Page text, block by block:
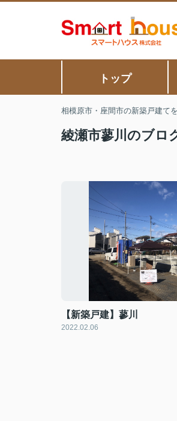
トップ
相模原市・座間市の新築戸建て
綾瀬市蓼川のブロ
【新築戸建】蓼川
2022.02.06